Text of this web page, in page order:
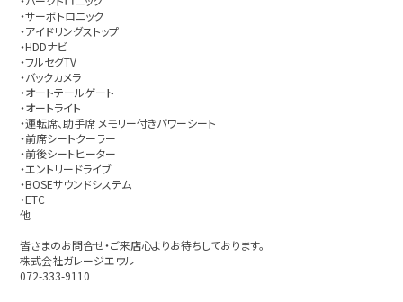
・サーボトロニック
・アイドリングストップ
・HDDナビ
・フルセグTV
・バックカメラ
・オートテールゲート
・オートライト
・運転席、助手席 メモリー付きパワーシート
・前席シートクーラー
・前後シートヒーター
・エントリードライブ
・BOSEサウンドシステム
・ETC
他
皆さまのお問合せ・ご来店心よりお待ちしております。
株式会社ガレージエウル
072-333-9110